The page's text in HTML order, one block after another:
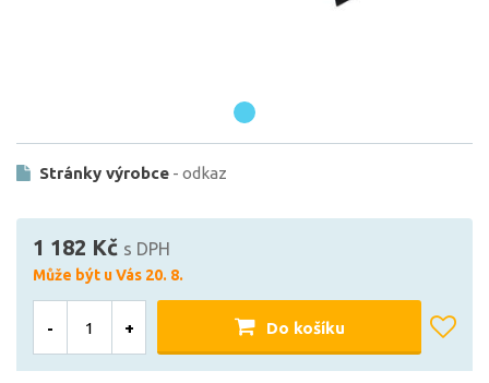
Stránky výrobce - odkaz
1 182 Kč s DPH
Může být u Vás 20. 8.
- + Do košíku